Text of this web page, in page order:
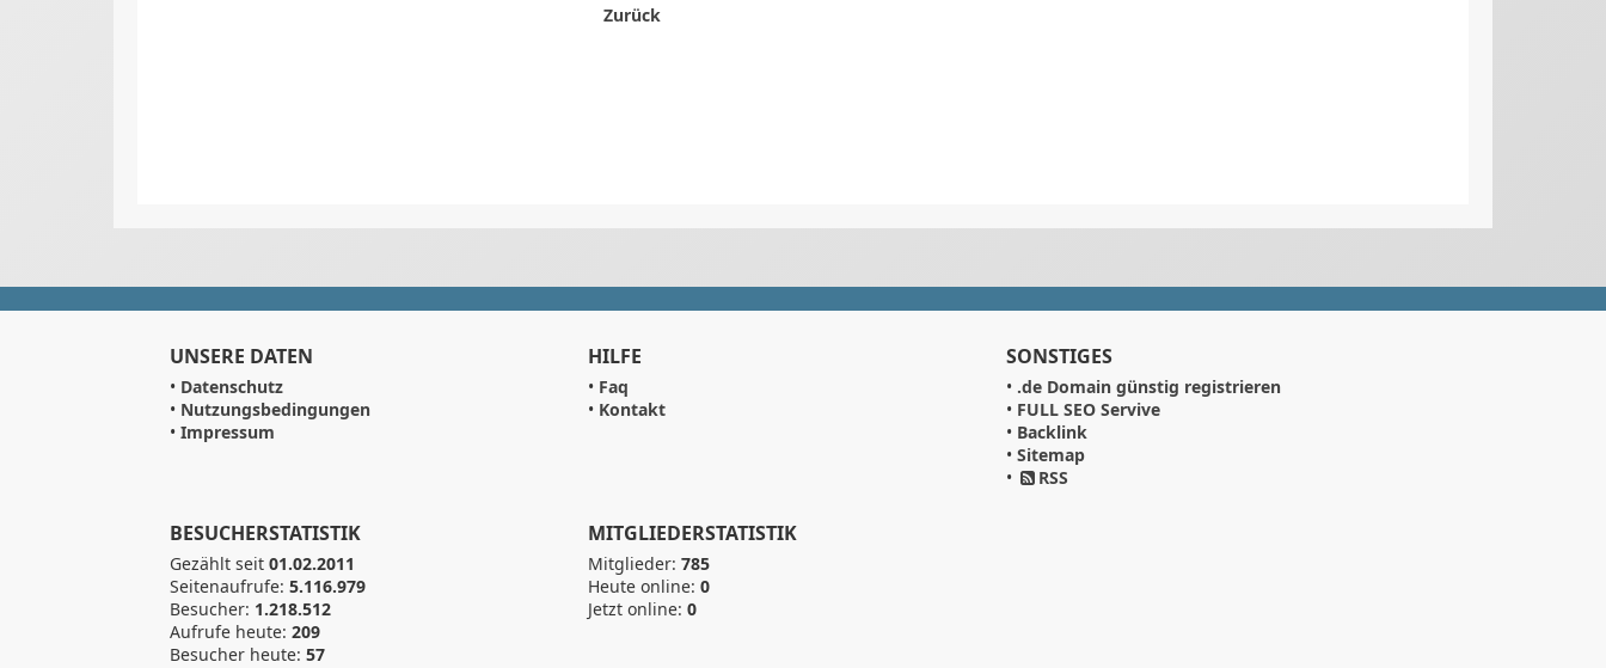
Zurück
UNSERE DATEN
• Datenschutz
• Nutzungsbedingungen
• Impressum
HILFE
• Faq
• Kontakt
SONSTIGES
• .de Domain günstig registrieren
• FULL SEO Servive
• Backlink
• Sitemap
•
RSS
BESUCHERSTATISTIK
Gezählt seit 01.02.2011
Seitenaufrufe: 5.116.979
Besucher: 1.218.512
Aufrufe heute: 209
Besucher heute: 57
MITGLIEDERSTATISTIK
Mitglieder: 785
Heute online: 0
Jetzt online: 0